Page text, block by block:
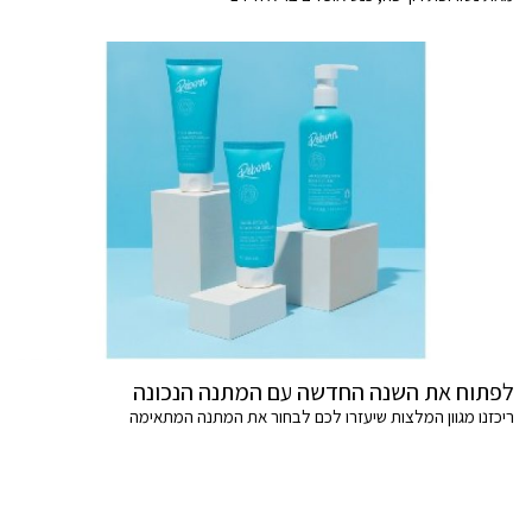
לפתוח את השנה החדשה עם המתנה הנכונה
ריכזנו מגוון המלצות שיעזרו לכם לבחור את המתנה המתאימה